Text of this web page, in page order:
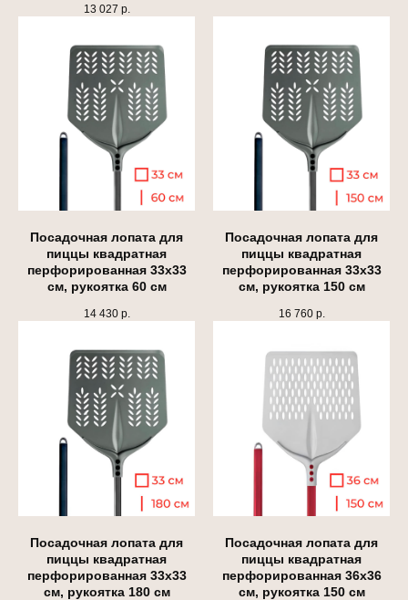
13 027 р.
Посадочная лопата для
пиццы квадратная
перфорированная 33х33
см, рукоятка 60 см
14 430 р.
Посадочная лопата для
пиццы квадратная
перфорированная 33х33
см, рукоятка 150 см
16 760 р.
Посадочная лопата для
пиццы квадратная
перфорированная 33х33
см, рукоятка 180 см
Посадочная лопата для
пиццы квадратная
перфорированная 36х36
см, рукоятка 150 см